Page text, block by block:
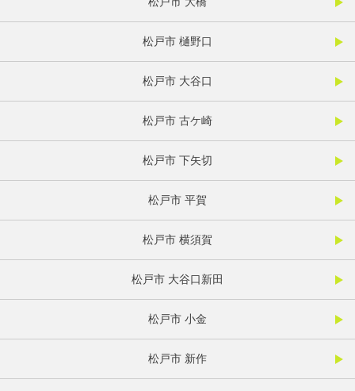
松戸市 樋野口
松戸市 大谷口
松戸市 古ケ崎
松戸市 下矢切
松戸市 平賀
松戸市 横須賀
松戸市 大谷口新田
松戸市 小金
松戸市 新作